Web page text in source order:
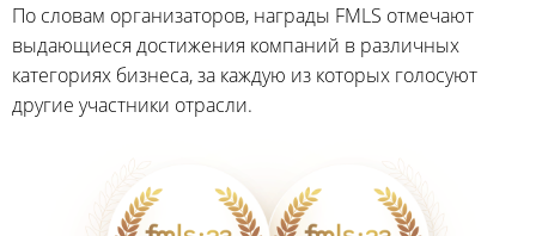
По словам организаторов, награды FMLS отмечают
выдающиеся достижения компаний в различных
категориях бизнеса, за каждую из которых голосуют
другие участники отрасли.